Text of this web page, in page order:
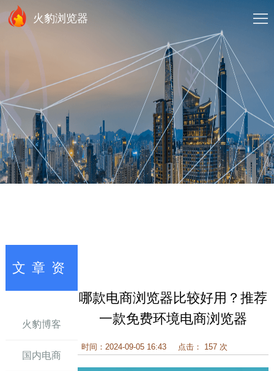
火豹浏览器
文章资
火豹博客
国内电商
哪款电商浏览器比较好用？推荐
一款免费环境电商浏览器
时间：2024-09-05 16:43 点击： 157 次